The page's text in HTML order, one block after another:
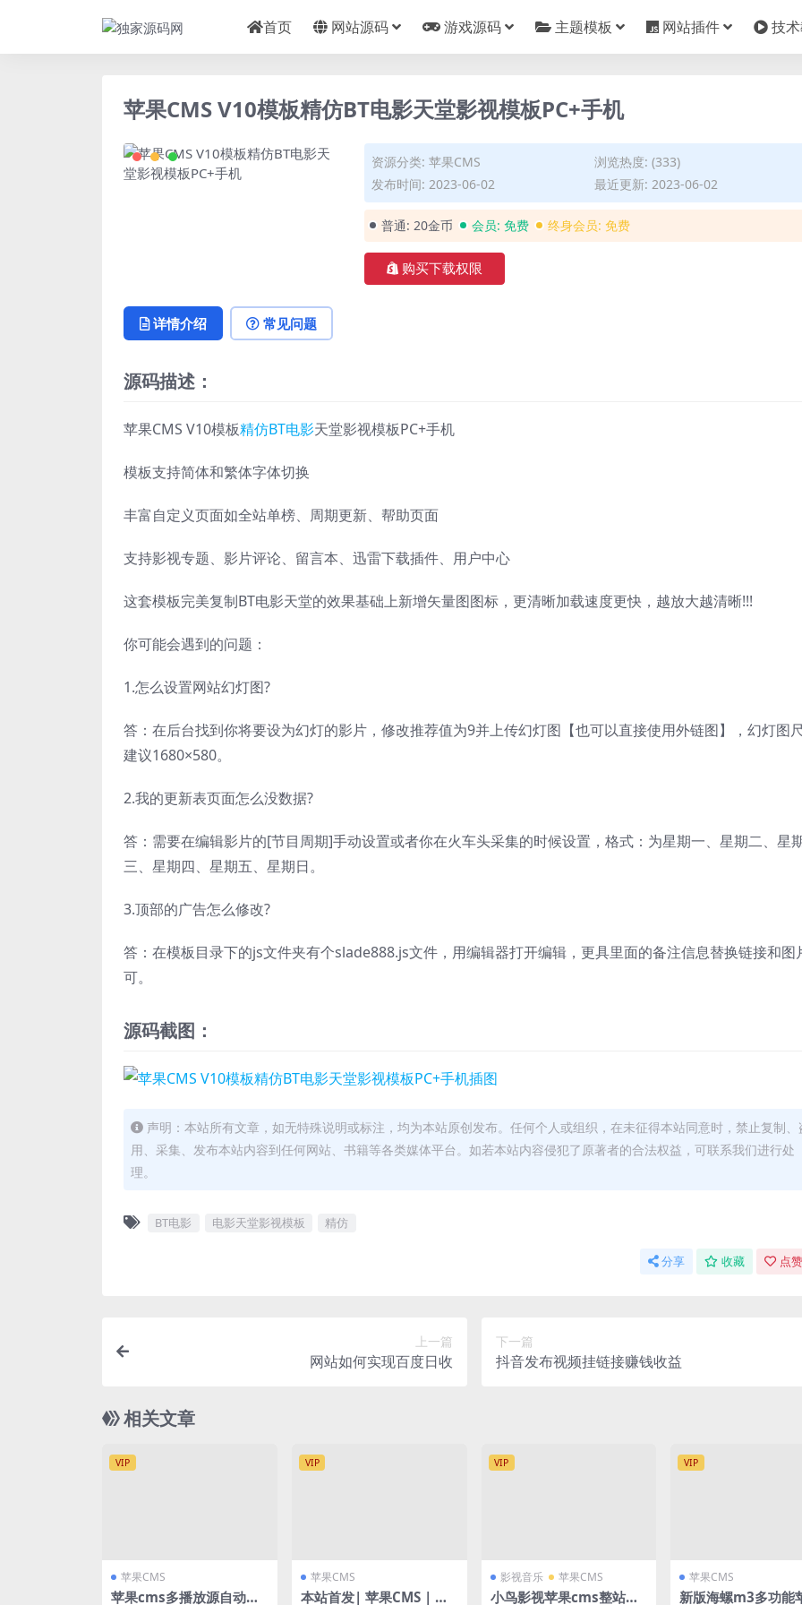
首页 网站源码 游戏源码 主题模板 网站插件 技
苹果CMS V10模板精仿BT电影天堂影视模板PC+手机
资源分类: 苹果CMS
浏览热度: (333)
发布时间: 2023-06-02
最近更新: 2023-06-02
普通: 20金币 会员: 免费 终身会员: 免费
购买下载权限
详情介绍 常见问题
源码描述：
苹果CMS V10模板精仿BT电影天堂影视模板PC+手机
模板支持简体和繁体字体切换
丰富自定义页面如全站单榜、周期更新、帮助页面
支持影视专题、影片评论、留言本、迅雷下载插件、用户中心
这套模板完美复制BT电影天堂的效果基础上新增矢量图图标，更清晰加载速度更快，越放大越清晰!!!
你可能会遇到的问题：
1.怎么设置网站幻灯图?
答：在后台找到你将要设为幻灯的影片，修改推荐值为9并上传幻灯图【也可以直接使用外链图】，幻灯图
建议1680×580。
2.我的更新表页面怎么没数据?
答：需要在编辑影片的[节目周期]手动设置或者你在火车头采集的时候设置，格式：为星期一、星期二、星
三、星期四、星期五、星期日。
3.顶部的广告怎么修改?
答：在模板目录下的js文件夹有个slade888.js文件，用编辑器打开编辑，更具里面的备注信息替换链接和图
可。
源码截图：
声明：本站所有文章，如无特殊说明或标注，均为本站原创发布。任何个人或组织，在未征得本站同意时，禁止复制、
用、采集、发布本站内容到任何网站、书籍等各类媒体平台。如若本站内容侵犯了原著者的合法权益，可联系我们进行处
理。
BT电影 电影天堂影视模板 精仿
分享 收藏 点
上一篇
网站如何实现百度日收
下一篇
抖音发布视频挂链接赚钱收益
相关文章
VIP
苹果CMS
苹果cms多播放源自动采
VIP
苹果CMS
本站首发| 苹果CMS | 短
VIP
影视音乐 苹果CMS
小鸟影视苹果cms整站源
VIP
苹果CMS
新版海螺m3多功能